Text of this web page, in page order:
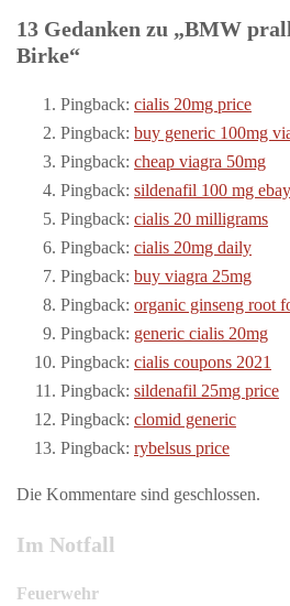
13 Gedanken zu „BMW
Birke“
Pingback: cialis 20mg price
Pingback: buy generic 100mg
Pingback: cheap viagra 50mg
Pingback: sildenafil 100 mg ebay
Pingback: cialis 20 milligrams
Pingback: cialis 20mg daily
Pingback: buy viagra 25mg
Pingback: organic ginseng root
Pingback: generic cialis 20mg
Pingback: cialis coupons 2021
Pingback: sildenafil 25mg price
Pingback: clomid generic
Pingback: rybelsus price
Die Kommentare sind geschlossen.
Im Notfall
Feuerwehr